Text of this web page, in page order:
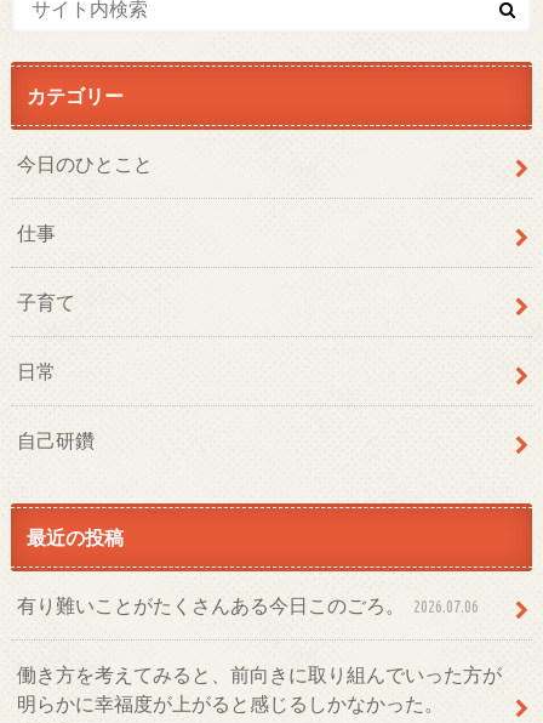
カテゴリー
今日のひとこと
仕事
子育て
日常
自己研鑽
最近の投稿
有り難いことがたくさんある今日このごろ。 2026.07.06
働き方を考えてみると、前向きに取り組んでいった方が
明らかに幸福度が上がると感じるしかなかった。